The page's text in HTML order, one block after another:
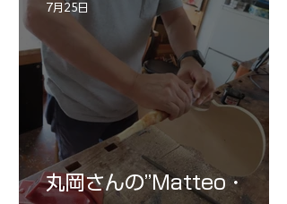
丸岡さんの”Matteo・
7月25日